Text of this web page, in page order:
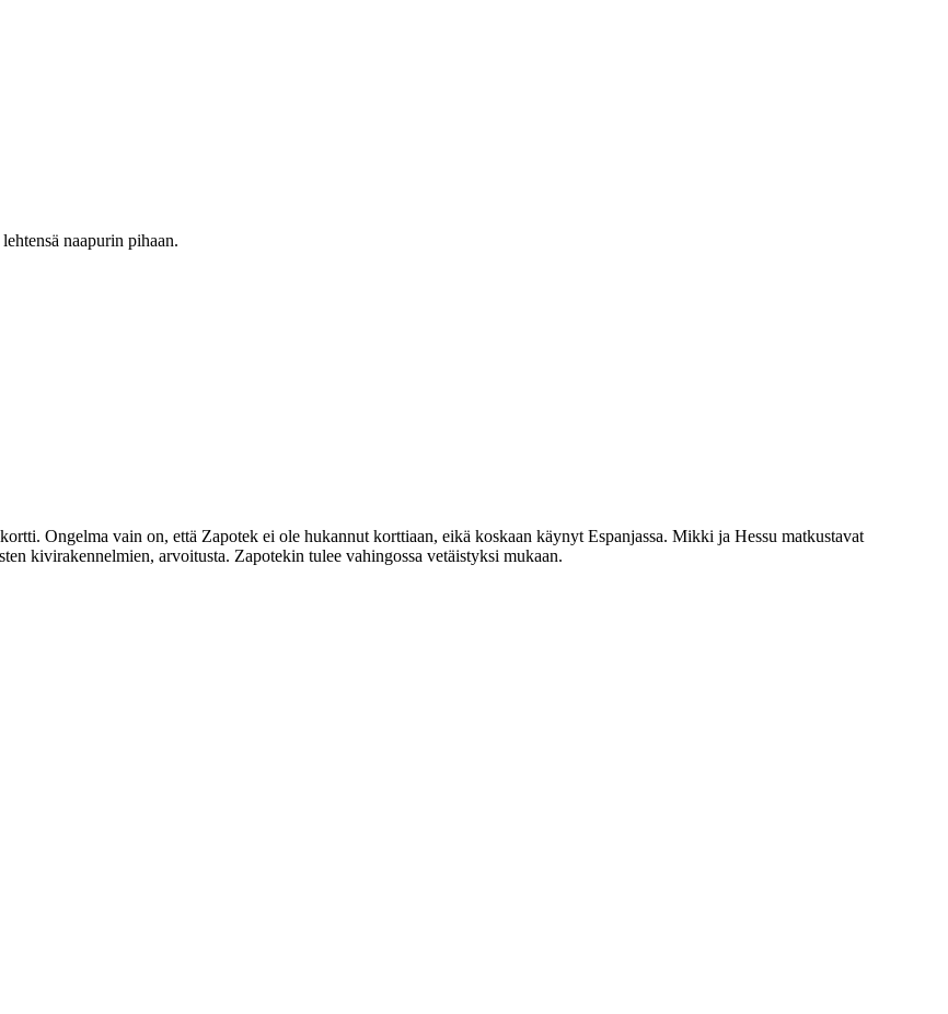
naapurin pihaan.
Ongelma vain on, että Zapotek ei ole hukannut korttiaan, eikä koskaan käynyt Espanjassa. Mikki ja Hessu matkustavat
kivirakennelmien, arvoitusta. Zapotekin tulee vahingossa vetäistyksi mukaan.